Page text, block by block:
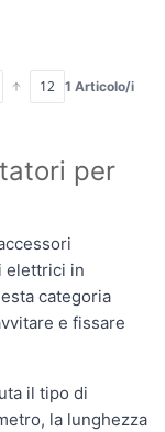
1 Articolo/i
per
elettrici in
categoria
e fissare
il tipo di
la lunghezza